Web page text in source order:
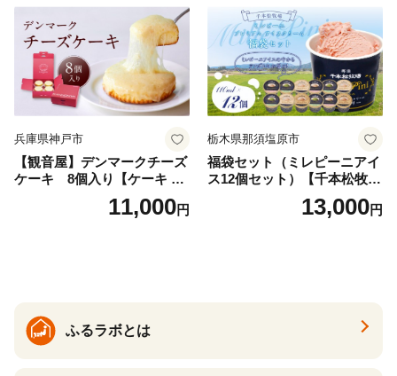
兵庫県神戸市
【観音屋】デンマークチーズ
ケーキ 8個入り【ケーキ チ
ーズケーキ 人気スイーツ お
すすめスイーツ 神戸スイー
11,000円
栃木県那須塩原市
福袋セット（ミレピーニアイ
ス12個セット）【千本松牧
場】 ns025-014-12 【デザー
ト 詰め合わせ ギフト】
13,000円
ふるラボとは